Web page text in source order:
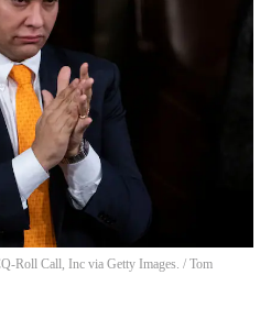
Roll Call, Inc via Getty Images. / Tom